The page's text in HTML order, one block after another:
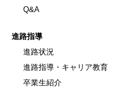
Q&A
進路指導
進路状況
進路指導・キャリア教育
卒業生紹介